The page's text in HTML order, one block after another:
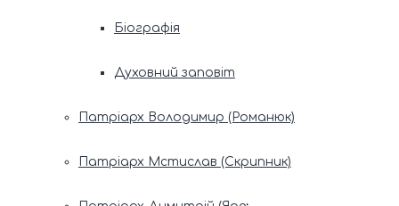
Біографія
Духовний заповіт
Патріарх Володимир (Романюк)
Патріарх Мстислав (Скрипник)